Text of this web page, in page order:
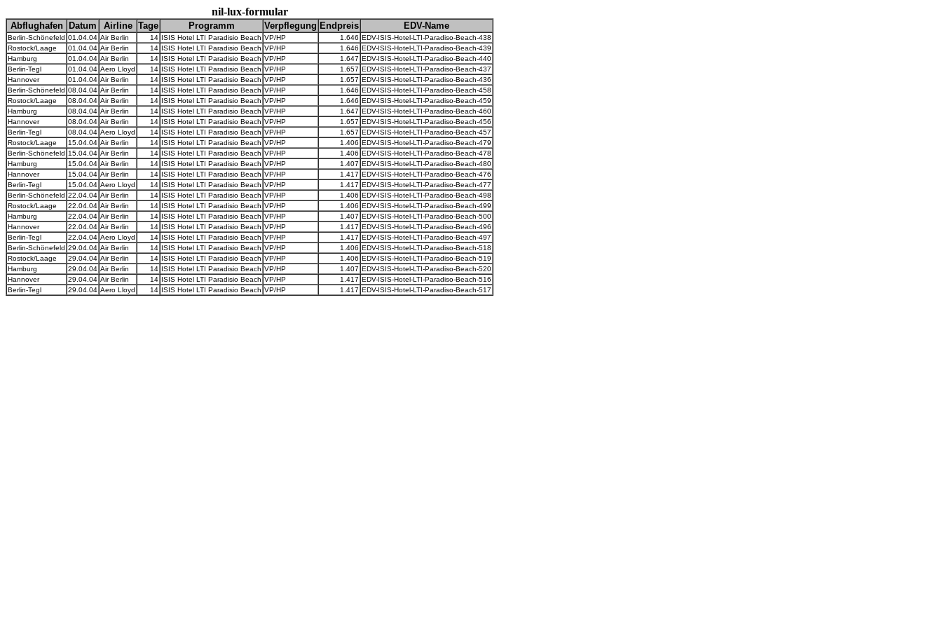
nil-lux-formular
Abflughafen Datum Airline Tage Programm Verpflegung Endpreis EDV-Name
Berlin-Schönefeld 01.04.04 Air Berlin 14 ISIS Hotel LTI Paradisio Beach VP/HP 1.646 EDV-ISIS-Hotel-LTI-Paradiso-Beach-438
Rostock/Laage
01.04.04 Air Berlin 14 ISIS Hotel LTI Paradisio Beach VP/HP 1.646 EDV-ISIS-Hotel-LTI-Paradiso-Beach-439
Hamburg
01.04.04 Air Berlin 14 ISIS Hotel LTI Paradisio Beach VP/HP 1.647 EDV-ISIS-Hotel-LTI-Paradiso-Beach-440
Berlin-Tegl
01.04.04 Aero Lloyd 14 ISIS Hotel LTI Paradisio Beach VP/HP 1.657 EDV-ISIS-Hotel-LTI-Paradiso-Beach-437
Hannover
01.04.04 Air Berlin 14 ISIS Hotel LTI Paradisio Beach VP/HP 1.657 EDV-ISIS-Hotel-LTI-Paradiso-Beach-436
Berlin-Schönefeld 08.04.04 Air Berlin 14 ISIS Hotel LTI Paradisio Beach VP/HP 1.646 EDV-ISIS-Hotel-LTI-Paradiso-Beach-458
Rostock/Laage
08.04.04 Air Berlin 14 ISIS Hotel LTI Paradisio Beach VP/HP 1.646 EDV-ISIS-Hotel-LTI-Paradiso-Beach-459
Hamburg
08.04.04 Air Berlin 14 ISIS Hotel LTI Paradisio Beach VP/HP 1.647 EDV-ISIS-Hotel-LTI-Paradiso-Beach-460
Hannover
08.04.04 Air Berlin 14 ISIS Hotel LTI Paradisio Beach VP/HP 1.657 EDV-ISIS-Hotel-LTI-Paradiso-Beach-456
Berlin-Tegl
08.04.04 Aero Lloyd 14 ISIS Hotel LTI Paradisio Beach VP/HP 1.657 EDV-ISIS-Hotel-LTI-Paradiso-Beach-457
Rostock/Laage
15.04.04 Air Berlin 14 ISIS Hotel LTI Paradisio Beach VP/HP 1.406 EDV-ISIS-Hotel-LTI-Paradiso-Beach-479
Berlin-Schönefeld 15.04.04 Air Berlin 14 ISIS Hotel LTI Paradisio Beach VP/HP 1.406 EDV-ISIS-Hotel-LTI-Paradiso-Beach-478
Hamburg
15.04.04 Air Berlin 14 ISIS Hotel LTI Paradisio Beach VP/HP 1.407 EDV-ISIS-Hotel-LTI-Paradiso-Beach-480
Hannover
15.04.04 Air Berlin 14 ISIS Hotel LTI Paradisio Beach VP/HP 1.417 EDV-ISIS-Hotel-LTI-Paradiso-Beach-476
Berlin-Tegl
15.04.04 Aero Lloyd 14 ISIS Hotel LTI Paradisio Beach VP/HP 1.417 EDV-ISIS-Hotel-LTI-Paradiso-Beach-477
Berlin-Schönefeld 22.04.04 Air Berlin 14 ISIS Hotel LTI Paradisio Beach VP/HP 1.406 EDV-ISIS-Hotel-LTI-Paradiso-Beach-498
Rostock/Laage
22.04.04 Air Berlin 14 ISIS Hotel LTI Paradisio Beach VP/HP 1.406 EDV-ISIS-Hotel-LTI-Paradiso-Beach-499
Hamburg
22.04.04 Air Berlin 14 ISIS Hotel LTI Paradisio Beach VP/HP 1.407 EDV-ISIS-Hotel-LTI-Paradiso-Beach-500
Hannover
22.04.04 Air Berlin 14 ISIS Hotel LTI Paradisio Beach VP/HP 1.417 EDV-ISIS-Hotel-LTI-Paradiso-Beach-496
Berlin-Tegl
22.04.04 Aero Lloyd 14 ISIS Hotel LTI Paradisio Beach VP/HP 1.417 EDV-ISIS-Hotel-LTI-Paradiso-Beach-497
Berlin-Schönefeld 29.04.04 Air Berlin 14 ISIS Hotel LTI Paradisio Beach VP/HP 1.406 EDV-ISIS-Hotel-LTI-Paradiso-Beach-518
Rostock/Laage
29.04.04 Air Berlin 14 ISIS Hotel LTI Paradisio Beach VP/HP 1.406 EDV-ISIS-Hotel-LTI-Paradiso-Beach-519
Hamburg
29.04.04 Air Berlin 14 ISIS Hotel LTI Paradisio Beach VP/HP 1.407 EDV-ISIS-Hotel-LTI-Paradiso-Beach-520
Hannover
29.04.04 Air Berlin 14 ISIS Hotel LTI Paradisio Beach VP/HP 1.417 EDV-ISIS-Hotel-LTI-Paradiso-Beach-516
Berlin-Tegl
29.04.04 Aero Lloyd 14 ISIS Hotel LTI Paradisio Beach VP/HP 1.417 EDV-ISIS-Hotel-LTI-Paradiso-Beach-517